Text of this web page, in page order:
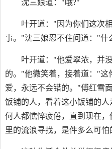
沈三娘道："哦?"
叶开道："因为你们这次
事。"沈三娘忍不住问道："什
叶开道："他爱翠浓，并
的。"他微笑着，接着道："这
爱，永远不会错的。"傅红雪
饭铺的人，看着这小饭铺的
何人都憔悴疲倦，直到现在
里的流浪寻找，是件多么可怕